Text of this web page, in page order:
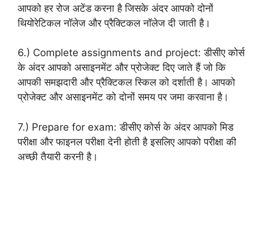
आपको हर रोज अटेंड करना है जिसके अंदर आपको दोनों
थियोरेटिकल नॉलेज और प्रैक्टिकल नॉलेज दी जाती है।
6.) Complete assignments and project: डीसीए कोर्स
के अंदर आपको असाइनमेंट और प्रोजेक्ट दिए जाते हैं जो कि
आपकी समझदारी और प्रैक्टिकल स्किल को दर्शाती है। आपको
प्रोजेक्ट और असाइनमेंट को दोनों समय पर जमा करवाना है।
7.) Prepare for exam: डीसीए कोर्स के अंदर आपको मिड
परीक्षा और फाइनल परीक्षा देनी होती है इसलिए आपको परीक्षा की
अच्छी तैयारी करनी है।